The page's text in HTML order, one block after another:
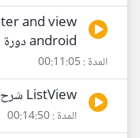
android دورة اندرويد 26
المدة : 00:11:05
ListView شرح عمل قائمة مع اسم والتفاصيل
المدة : 00:14:50